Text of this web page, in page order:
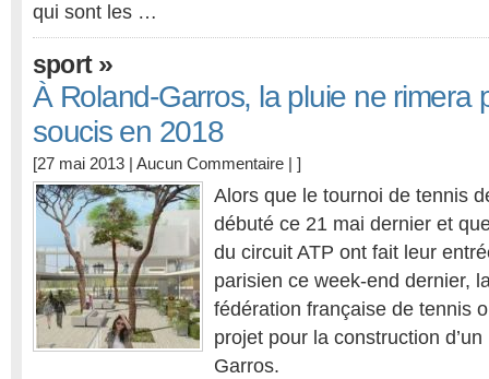
qui sont les …
sport»
À Roland-Garros, la pluie ne rimera
soucis en 2018
[27 mai 2013 | Aucun Commentaire | ]
Alors que le tournoi de tennis
débuté ce 21 mai dernier et
du circuit ATP ont fait leur
parisien ce week-end dernier,
fédération française de tennis
projet pour la construction
Garros.